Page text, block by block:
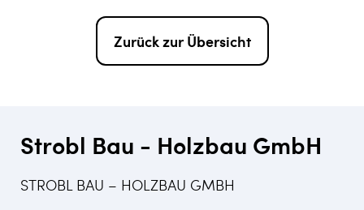
Zurück zur Übersicht
Strobl Bau - Holzbau GmbH
STROBL BAU – HOLZBAU GMBH